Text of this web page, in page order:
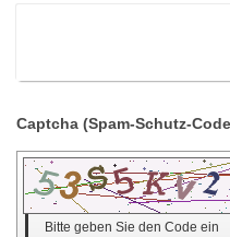
Bitte geben Sie den Code ein